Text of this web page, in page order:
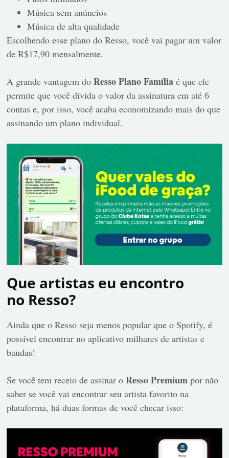
Música sem anúncios
Música de alta qualidade
Escolhendo esse plano do Resso, você vai pagar um valor
de R$17,90 mensalmente.
A grande vantagem doResso Plano Família é que ele
permite que você divida o valor da assinatura em até 6
contas e, por isso, você acaba economizando mais do que
assinando um plano individual.
Que artistas eu encontro
no Resso?
Ainda que o Resso seja menos popular que o Spotify, é
possível encontrar no aplicativo milhares de artistas e
bandas!
Se você tem receio de assinar oResso Premiumpor não
saber se você vai encontrar seu artista favorito na
plataforma, há duas formas de você checar isso: